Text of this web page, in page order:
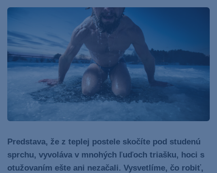
Predstava, že z teplej postele skočíte pod studenú
sprchu, vyvoláva v mnohých ľuďoch triašku, hoci s
otužovaním ešte ani nezačali. Vysvetlíme, čo robiť,